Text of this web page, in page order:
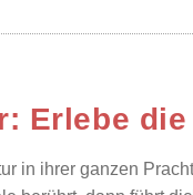
Erlebe
in ihrer ganzen